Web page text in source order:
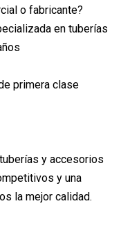
o fabricante?
en tuberías
primera clase
y accesorios
y una
la mejor calidad.